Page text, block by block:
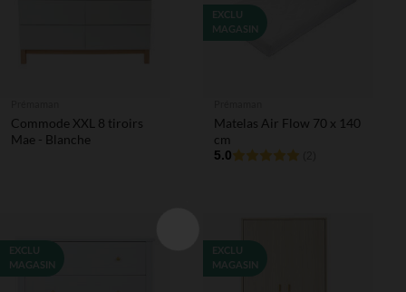
Commode XXL 8 tiroirs
Mae - Blanche
EXCLU
MAGASIN
Matelas Air Flow 70 x 140
cm
5.0
EXCLU
MAGASIN
EXCLU
MAGASIN